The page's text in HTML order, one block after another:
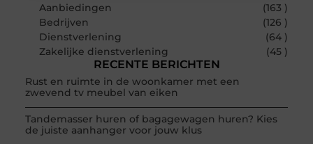
Aanbiedingen
(163 )
Bedrijven
(126 )
Dienstverlening
(64 )
Zakelijke dienstverlening
(45 )
RECENTE BERICHTEN
Rust en ruimte in de woonkamer met een
zwevend tv meubel van eiken
Tandemasser huren of bagagewagen huren? Kies
de juiste aanhanger voor jouw klus